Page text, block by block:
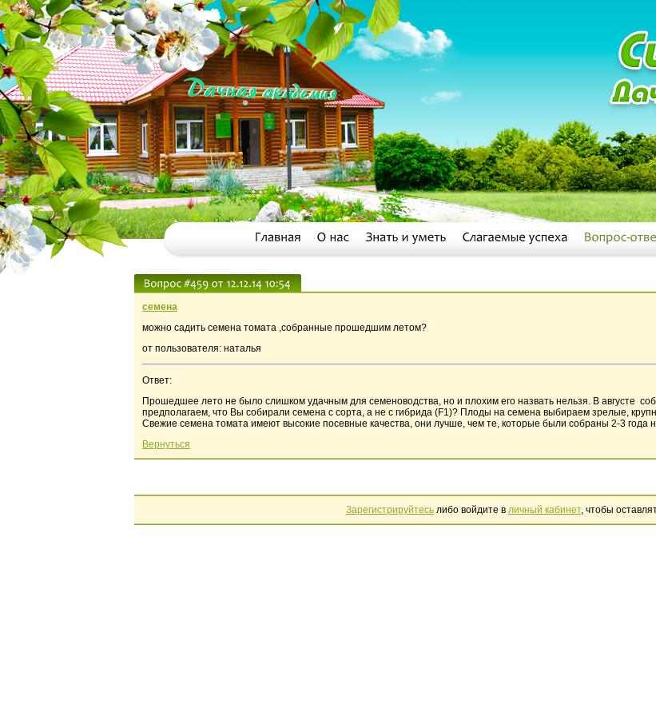
семена
можно садить семена томата ,собранные прошедшим летом?
от пользователя: наталья
Ответ:
Прошедшее лето не было слишком удачным для семеноводства, но и плохим его назвать нельзя. В августе
предполагаем, что Вы собирали семена с сорта, а не с гибрида (F1)? Плоды на семена выбираем зрелые,
Свежие семена томата имеют высокие посевные качества, они лучше, чем те, которые были собраны 2-3 года
Вернуться
Зарегистрируйтесь либо войдите в личный кабинет, чтобы